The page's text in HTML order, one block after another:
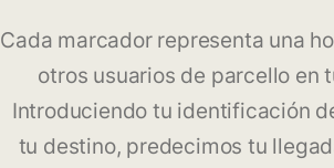
Cada marcador representa una
otros usuarios de parcello en
Introduciendo tu identificación
tu destino, predecimos tu